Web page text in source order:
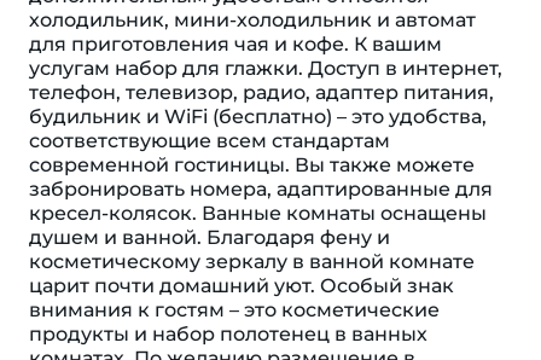
холодильник, мини-холодильник и автомат
для приготовления чая и кофе. К вашим
услугам набор для глажки. Доступ в интернет,
телефон, телевизор, радио, адаптер питания,
будильник и WiFi (бесплатно) – это удобства,
соответствующие всем стандартам
современной гостиницы. Вы также можете
забронировать номера, адаптированные для
кресел-колясок. Ванные комнаты оснащены
душем и ванной. Благодаря фену и
косметическому зеркалу в ванной комнате
царит почти домашний уют. Особый знак
внимания к гостям – это косметические
продукты и набор полотенец в ванных